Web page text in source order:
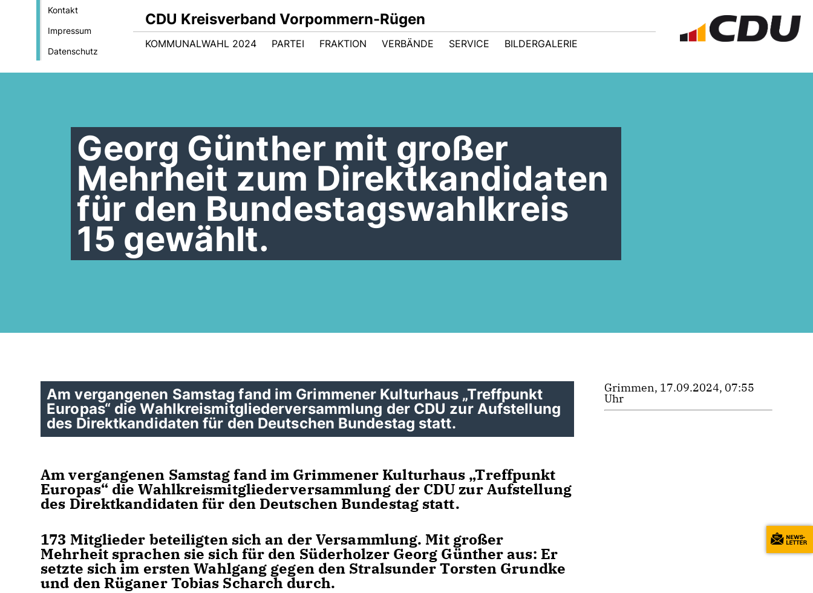
Kontakt
Impressum
Datenschutz
CDU Kreisverband Vorpommern-Rügen
KOMMUNALWAHL 2024 PARTEI FRAKTION VERBÄNDE SERVICE BILDERGALERIE
Georg Günther mit großer
Mehrheit zum Direktkandidaten
für den Bundestagswahlkreis
15 gewählt.
Am vergangenen Samstag fand im Grimmener Kulturhaus „Treffpunkt
Europas“ die Wahlkreismitgliederversammlung der CDU zur Aufstellung
des Direktkandidaten für den Deutschen Bundestag statt.
Am vergangenen Samstag fand im Grimmener Kulturhaus „Treffpunkt
Europas“ die Wahlkreismitgliederversammlung der CDU zur Aufstellung
des Direktkandidaten für den Deutschen Bundestag statt.
173 Mitglieder beteiligten sich an der Versammlung. Mit großer
Mehrheit sprachen sie sich für den Süderholzer Georg Günther aus: Er
setzte sich im ersten Wahlgang gegen den Stralsunder Torsten Grundke
und den Rüganer Tobias Scharch durch.
Grimmen, 17.09.2024, 07:55
Uhr